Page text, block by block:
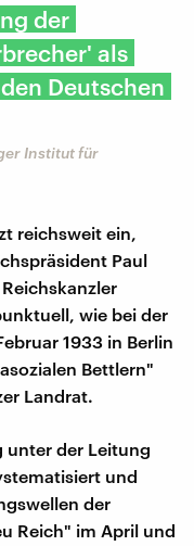
der
als
Deutschen
Institut für
reichsweit ein,
Paul
wie bei der
1933 in Berlin
Bettlern"
Landrat.
unter der Leitung
und
der
Reich" im April und